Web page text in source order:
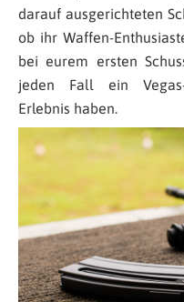
darauf ausgerichteten
ob ihr Waffen-
bei eurem ersten
jeden Fall ein Vegas-
Erlebnis haben.